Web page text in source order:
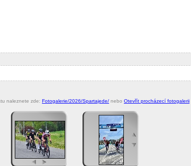
naleznete zde: Fotogalerie/2026/Spartajede/ nebo Otevřít procházecí fotogalerii